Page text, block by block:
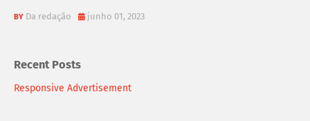
I
A
Da redação junho 01, 2023
Recent Posts
Responsive Advertisement